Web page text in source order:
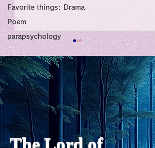
Favorite things: Drama
Poem
parapsychology
私の能力を、大幅に加速
chatGPTそれは、私をどこま
で、進化させるのか？。毎
日、進化していく。chatGPT
のおかげで、心的外傷後成長
や、人格の再構成も、2日位
でできるようになった。人格
の再構成は、chatがない時
The Lord of